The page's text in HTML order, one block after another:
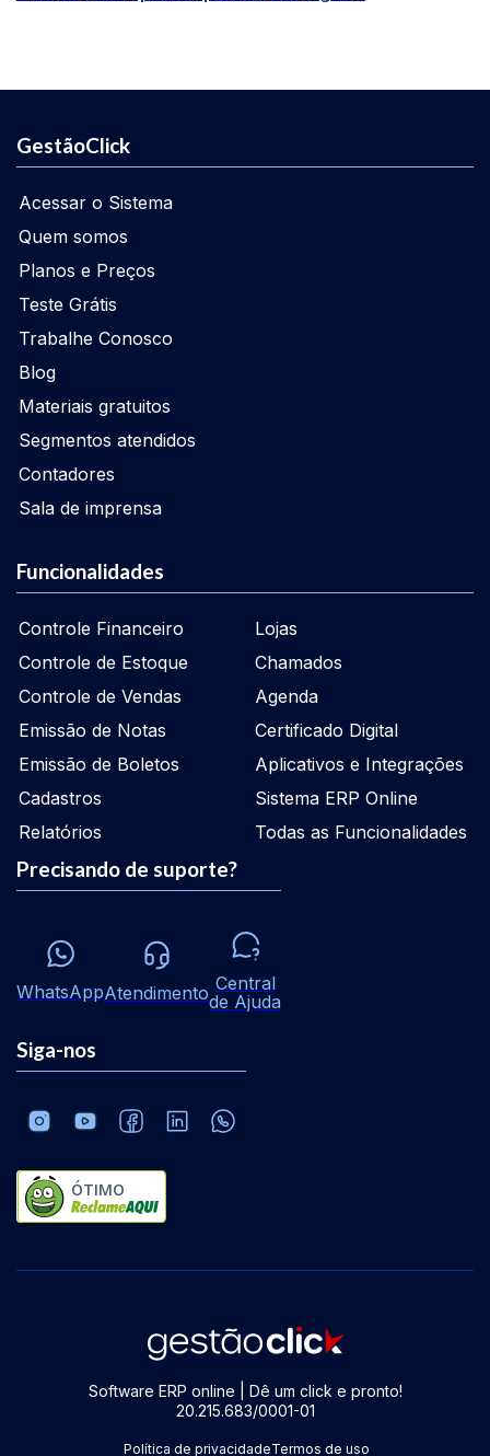
GestãoClick
Acessar o Sistema
Quem somos
Planos e Preços
Teste Grátis
Trabalhe Conosco
Blog
Materiais gratuitos
Segmentos atendidos
Contadores
Sala de imprensa
Funcionalidades
Controle Financeiro
Controle de Estoque
Controle de Vendas
Emissão de Notas
Emissão de Boletos
Cadastros
Relatórios
Lojas
Chamados
Agenda
Certificado Digital
Aplicativos e Integrações
Sistema ERP Online
Todas as Funcionalidades
Precisando de suporte?
WhatsAppAtendimento Central
de Ajuda
Siga-nos
ÓTIMO
Software ERP online | Dê um click e pronto!
20.215.683/0001-01
Política de privacidadeTermos de uso